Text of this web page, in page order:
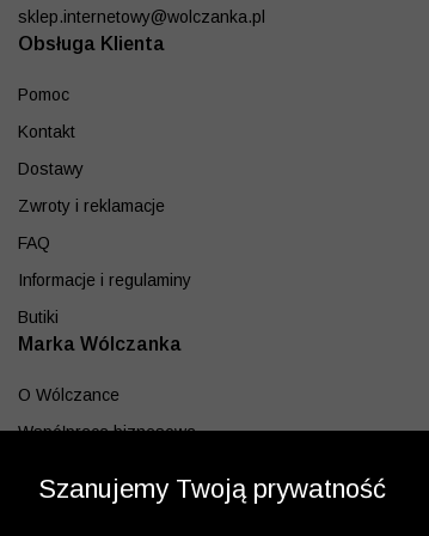
sklep.internetowy@wolczanka.pl
Obsługa Klienta
Pomoc
Kontakt
Dostawy
Zwroty i reklamacje
FAQ
Informacje i regulaminy
Butiki
Marka Wólczanka
O Wólczance
Współpraca biznesowa
Program lojalnościowy
Szanujemy Twoją prywatność